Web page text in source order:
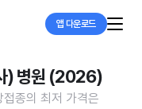
앱 다운로드
) 병원 (2026)
종의 최저 가격은